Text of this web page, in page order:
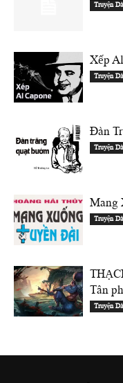
Truyện
Xếp
Truyện
Ðàn
Truyện
Mang
Truyện
Tân
Truyện